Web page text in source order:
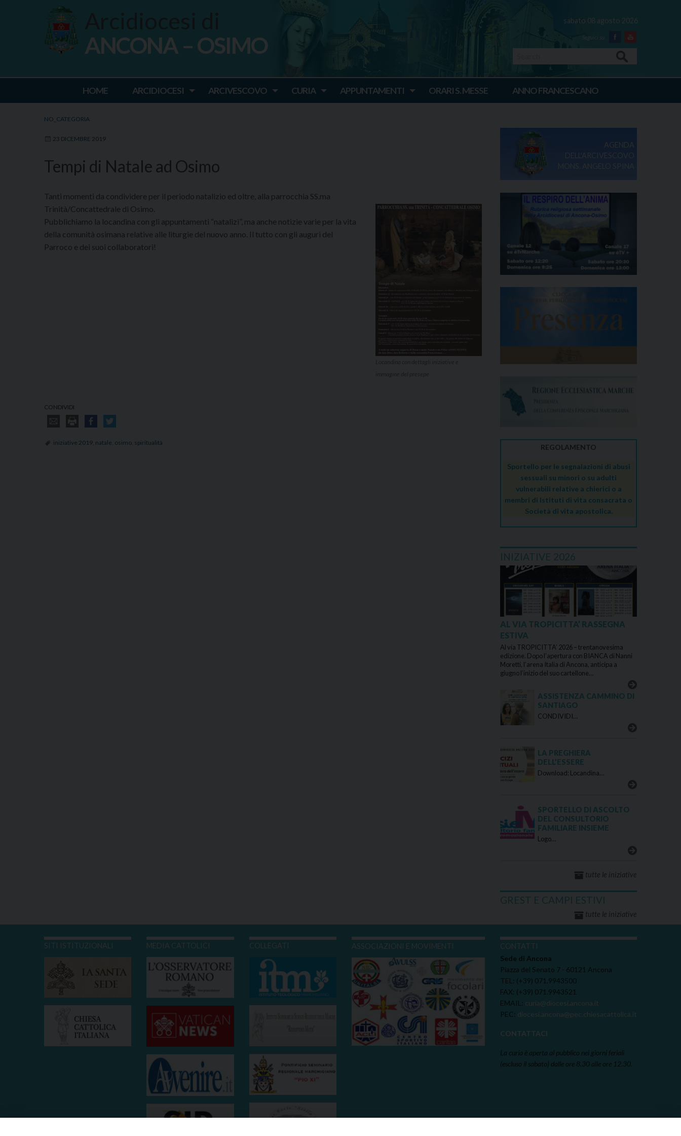
sabato 08 agosto 2026
Facebook
Youtube
Ancona Osimo
ANCONA – OSIMO
HOME ARCIDIOCESI ARCIVESCOVO CURIA APPUNTAMENTI ORARI S. MESSE ANNO FRANCESCANO
NO_CATEGORIA
23 DICEMBRE 2019
Tempi di Natale ad Osimo
Tanti momenti da condividere per il periodo natalizio ed oltre, alla parrocchia SS.ma
Trinità/Concattedrale di Osimo.
Pubblichiamo la locandina con gli appuntamenti “natalizi”, ma anche notizie varie per la vita
della comunità osimana relative alle liturgie del nuovo anno. Il tutto con gli auguri del
Parroco e dei suoi collaboratori!
CONDIVIDI
iniziative 2019 natale osimo spiritualità
AGENDA
DELL'ARCIVESCOVO
REGOLAMENTO
Sportello per le segnalazioni di abusi
sessuali su minori o su adulti
vulnerabili relative a chierici o a
membri di Istituti di vita consacrata o
Società di vita apostolica.
INIZIATIVE 2026
AL VIA TROPICITTA’ RASSEGNA
ESTIVA
Al via TROPICITTA’ 2026 – trentanovesima
edizione. Dopo l’apertura con BIANCA di Nanni
Moretti, l’arena Italia di Ancona, anticipa a
giugno l’inizio del suo cartellone…
ASSISTENZA CAMMINO DI
SANTIAGO
CONDIVIDI…
LA PREGHIERA
DELL’ESSERE
Download: Locandina…
SPORTELLO DI ASCOLTO
DEL CONSULTORIO
FAMILIARE INSIEME
Logo…
tutte le iniziative
GREST E CAMPI ESTIVI
tutte le iniziative
SITI ISTITUZIONALI MEDIA CATTOLICI COLLEGATI ASSOCIAZIONI E MOVIMENTI
CONTATTI
Sede di Ancona
Piazza del Senato 7 - 60121 Ancona
TEL: (+39) 071.9943500
FAX: (+39) 071.9943521
EMAIL: curia@diocesi.ancona.it
PEC: diocesi.ancona@pec.chiesacattolica.it
CONTATTACI
La curia è aperta al pubblico nei giorni feriali
(escluso il sabato) dalle ore 8.30 alle ore 12.30.